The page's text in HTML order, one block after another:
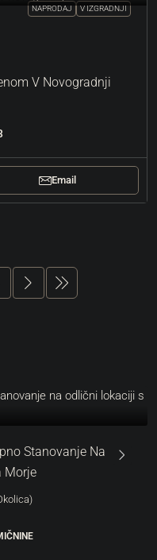
NAPRODAJ V IZGRADNJI
V Novogradnji
Email
Stanovanje Na
Morje